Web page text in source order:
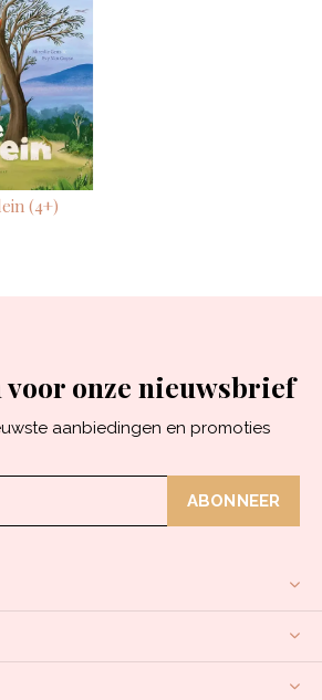
(4+)
voor onze nieuwsbrief
aanbiedingen en promoties
ABONNEER